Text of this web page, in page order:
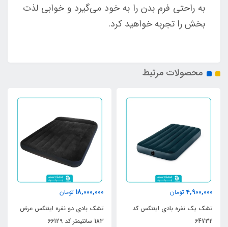
به راحتی فرم بدن را به خود می‌گیرد و خوابی لذت
بخش را تجربه خواهید کرد.
محصولات مرتبط
4,900,000 تومان
تشک یک نفره بادی اینتکس کد
64732
18,000,000 تومان
تشک بادی دو نفره اینتکس عرض
183 سانتیمتر کد 66129